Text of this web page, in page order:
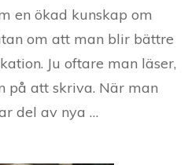
en ökad kunskap om
om att man blir bättre
Ju oftare man läser,
på att skriva. När man
del av nya …